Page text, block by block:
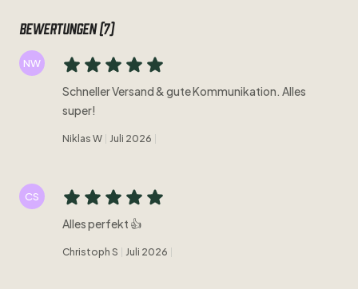
Bewertungen (7)
NW
Schneller Versand & gute Kommunikation. Alles
super!
Niklas W Juli 2026
CS
Alles perfekt 👍
Christoph S Juli 2026